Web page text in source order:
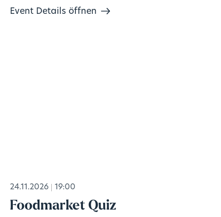
Event Details öffnen
24.11.2026 19:00
Foodmarket Quiz